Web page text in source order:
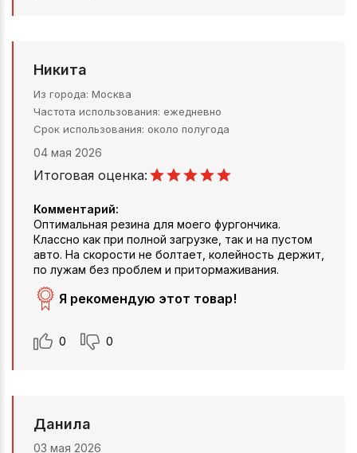
Никита
Из города Москва
Частота использования ежедневно
Срок использования около полугода
04 мая 2026
Итоговая оценка:
Комментарий:
Оптимальная резина для моего фургончика.
Классно как при полной загрузке, так и на пустом
авто. На скорости не болтает, колейность держит,
по лужам без проблем и притормаживания.
Я рекомендую этот товар!
0 0
Данила
03 мая 2026